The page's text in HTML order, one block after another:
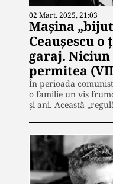
02 Mart. 2025, 21:03
Mașina
Ceaușescu o
garaj.
permitea
În perioada
o familie un vis
și ani. Această